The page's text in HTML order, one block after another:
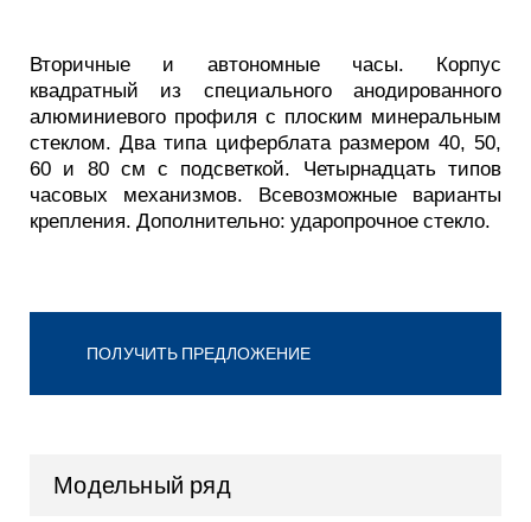
Вторичные и автономные часы. Корпус
квадратный из специального анодированного
алюминиевого профиля с плоским минеральным
стеклом. Два типа циферблата размером 40, 50,
60 и 80 см с подсветкой. Четырнадцать типов
часовых механизмов. Всевозможные варианты
крепления. Дополнительно: ударопрочное стекло.
ПОЛУЧИТЬ ПРЕДЛОЖЕНИЕ
Модельный ряд